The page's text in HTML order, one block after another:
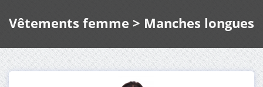
Vêtements femme > Manches longues